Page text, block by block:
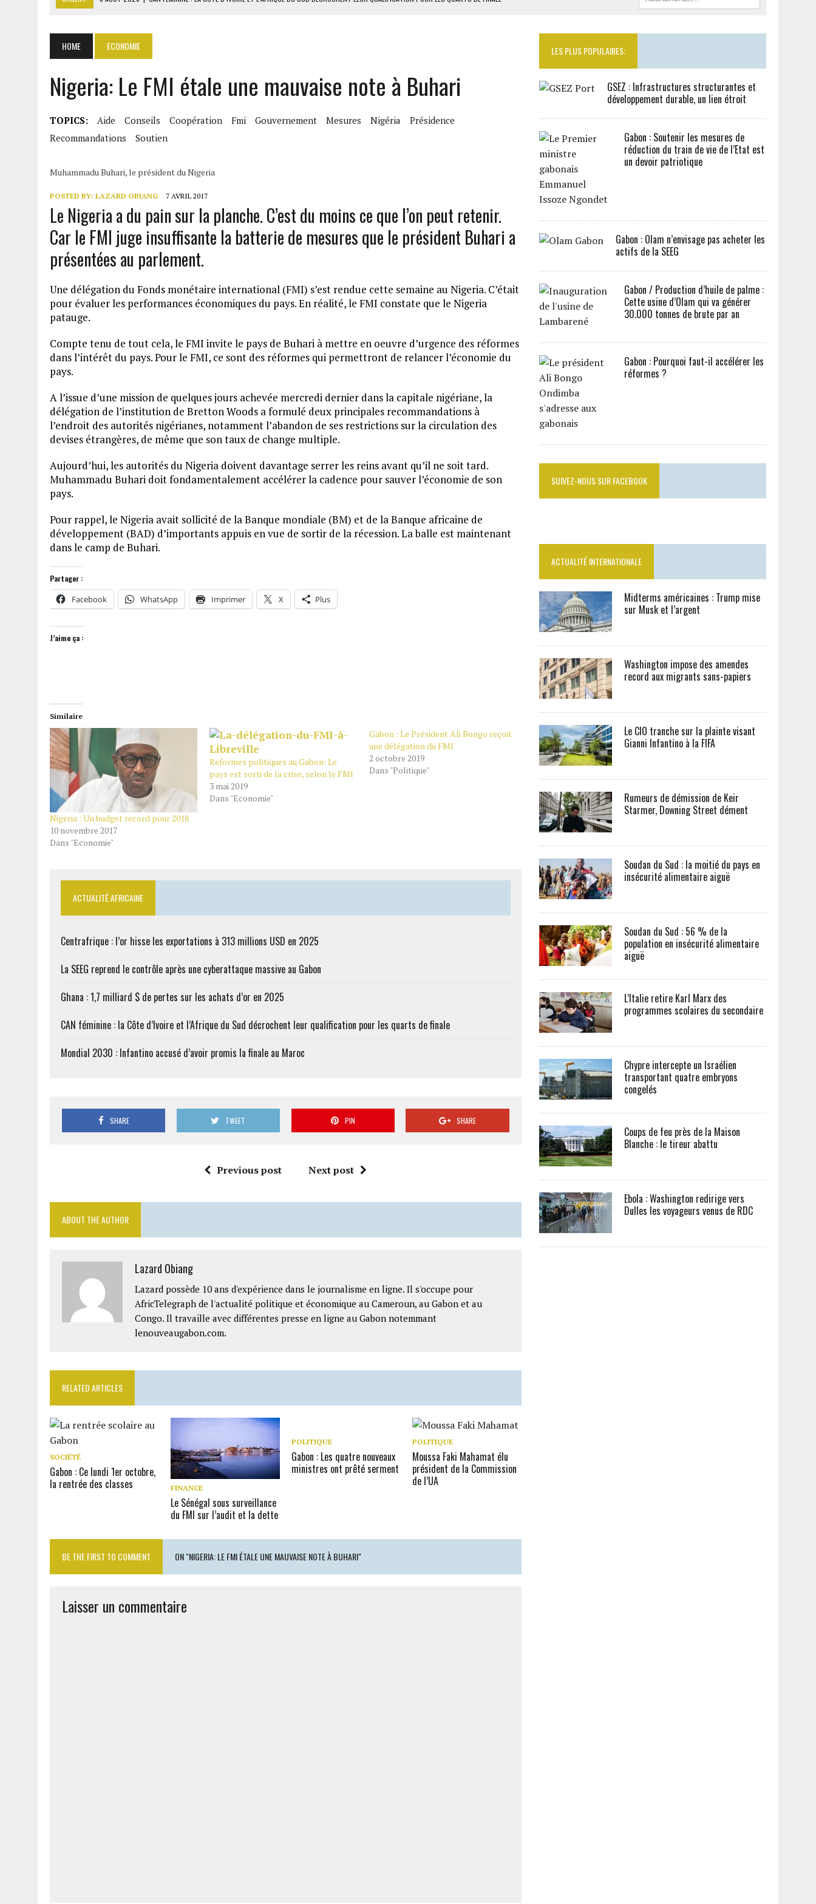
7 AOÛT 2026 | LA SEEG REPREND LE CONTRÔLE APRÈS UNE CYBERATTAQUE MASSIVE AU GABON
7 AOÛT 2026
GHANA : 1,7 MILLIARD $ DE PERTES SUR LES ACHATS D’OR EN 2025
HOME ECONOMIE
Nigeria: Le FMI étale une mauvaise note à Buhari
TOPICS: Aide Conseils Coopération Fmi Gouvernement Mesures Nigéria
Présidence
Recommandations
Soutien
Muhammadu Buhari, le président du Nigeria
POSTED BY: LAZARD OBIANG 7 AVRIL 2017
Le Nigeria a du pain sur la planche. C’est du moins ce que l’on peut retenir.
Car le FMI juge insuffisante la batterie de mesures que le président Buhari a
présentées au parlement.
Une délégation du Fonds monétaire international (FMI) s’est rendue cette semaine au Nigeria. C’était
pour évaluer les performances économiques du pays. En réalité, le FMI constate que le Nigeria
patauge.
Compte tenu de tout cela, le FMI invite le pays de Buhari à mettre en oeuvre d’urgence des réformes
dans l’intérêt du pays. Pour le FMI, ce sont des réformes qui permettront de relancer l’économie du
pays.
A l’issue d’une mission de quelques jours achevée mercredi dernier dans la capitale nigériane, la
délégation de l’institution de Bretton Woods a formulé deux principales recommandations à
l’endroit des autorités nigérianes, notamment l’abandon de ses restrictions sur la circulation des
devises étrangères, de même que son taux de change multiple.
Aujourd’hui, les autorités du Nigeria doivent davantage serrer les reins avant qu’il ne soit tard.
Muhammadu Buhari doit fondamentalement accélérer la cadence pour sauver l’économie de son
pays.
Pour rappel, le Nigeria avait sollicité de la Banque mondiale (BM) et de la Banque africaine de
développement (BAD) d’importants appuis en vue de sortir de la récession. La balle est maintenant
dans le camp de Buhari.
Partager :
Facebook WhatsApp Imprimer X Plus
J’aime ça :
Similaire
Nigeria : Un budget record pour 2018
10 novembre 2017
Dans "Economie"
Reformes politiques au Gabon: Le
pays est sorti de la crise, selon le FMI
3 mai 2019
Dans "Economie"
Gabon : Le Président Ali Bongo reçoit
une délégation du FMI
2 octobre 2019
Dans "Politique"
ACTUALITÉ AFRICAINE
Centrafrique : l’or hisse les exportations à 313 millions USD en 2025
La SEEG reprend le contrôle après une cyberattaque massive au Gabon
Ghana : 1,7 milliard $ de pertes sur les achats d’or en 2025
CAN féminine : la Côte d’Ivoire et l’Afrique du Sud décrochent leur qualification pour les quarts de finale
Mondial 2030 : Infantino accusé d’avoir promis la finale au Maroc
SHARE TWEET PIN SHARE
Previous post Next post
ABOUT THE AUTHOR
Lazard Obiang
Lazard possède 10 ans d'expérience dans le journalisme en ligne. Il s'occupe pour
AfricTelegraph de l'actualité politique et économique au Cameroun, au Gabon et au
Congo. Il travaille avec différentes presse en ligne au Gabon notemmant
lenouveaugabon.com.
RELATED ARTICLES
SOCIÉTÉ
Gabon : Ce lundi 1er octobre,
la rentrée des classes
FINANCE
Le Sénégal sous surveillance
du FMI sur l’audit et la dette
POLITIQUE
Gabon : Les quatre nouveaux
ministres ont prêté serment
POLITIQUE
Moussa Faki Mahamat élu
président de la Commission
de l’UA
BE THE FIRST TO COMMENT ON "NIGERIA: LE FMI ÉTALE UNE MAUVAISE NOTE À BUHARI"
Laisser un commentaire
LES PLUS POPULAIRES:
GSEZ : Infrastructures structurantes et
développement durable, un lien étroit
Gabon : Soutenir les mesures de
réduction du train de vie de l’Etat est
un devoir patriotique
Gabon : Olam n’envisage pas acheter les
actifs de la SEEG
Gabon / Production d’huile de palme :
Cette usine d’Olam qui va générer
30.000 tonnes de brute par an
Gabon : Pourquoi faut-il accélérer les
réformes ?
SUIVEZ-NOUS SUR FACEBOOK
ACTUALITÉ INTERNATIONALE
Midterms américaines : Trump mise
sur Musk et l’argent
Washington impose des amendes
record aux migrants sans-papiers
Le CIO tranche sur la plainte visant
Gianni Infantino à la FIFA
Rumeurs de démission de Keir
Starmer, Downing Street dément
Soudan du Sud : la moitié du pays en
insécurité alimentaire aiguë
Soudan du Sud : 56 % de la
population en insécurité alimentaire
aiguë
L’Italie retire Karl Marx des
programmes scolaires du secondaire
Chypre intercepte un Israélien
transportant quatre embryons
congelés
Coups de feu près de la Maison
Blanche : le tireur abattu
Ebola : Washington redirige vers
Dulles les voyageurs venus de RDC